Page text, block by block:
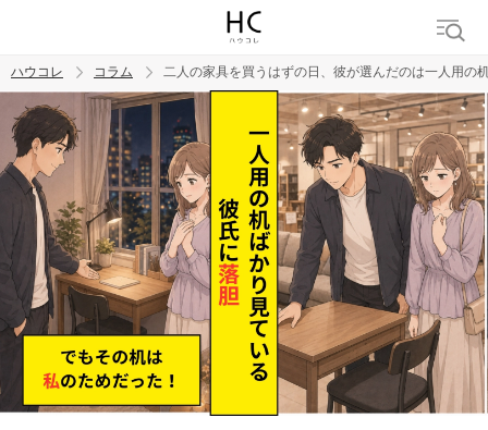
トレンド ワード
男の本音 男ウケ NG行動 彼女 イイ女 婚活
ハウコレ コラム 二人の家具を買うはずの日、彼が選んだのは一人用の